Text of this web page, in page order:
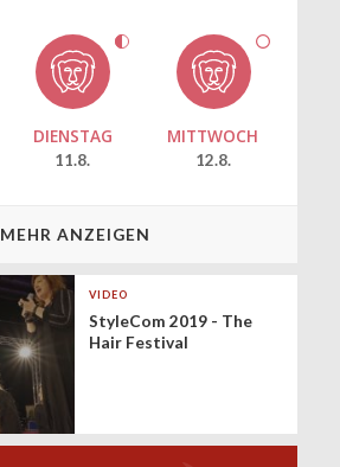
DIENSTAG
11.8.
MITTWOCH
12.8.
MEHR ANZEIGEN
VIDEO
StyleCom 2019 - The
Hair Festival